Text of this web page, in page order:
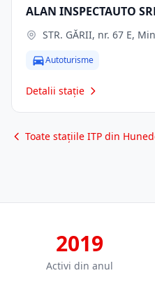
ALAN INSPECTAUTO
STR. GĂRII, nr. 67 E,
Autoturisme
Detalii stație
Toate stațiile ITP din
2019
Activi din anul